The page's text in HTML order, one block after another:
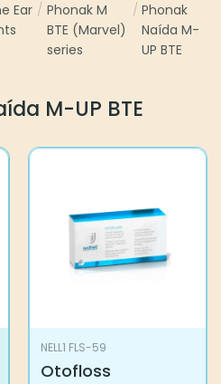
Ear / Phonak M
BTE (Marvel)
series
/ Phonak
Naída M-
UP BTE
M-UP BTE
NELL1 FLS-59
Otofloss